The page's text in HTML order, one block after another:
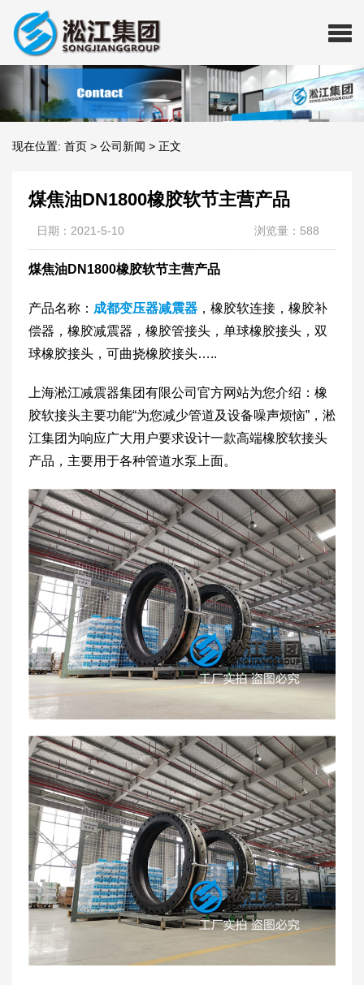
现在位置: 首页 > 公司新闻 > 正文
煤焦油DN1800橡胶软节主营产品
日期：2021-5-10 浏览量：588
煤焦油DN1800橡胶软节主营产品
产品名称： 成都变压器减震器 ，橡胶软连接，橡胶补
偿器，橡胶减震器，橡胶管接头，单球橡胶接头，双
球橡胶接头，可曲挠橡胶接头…..
上海淞江减震器集团有限公司官方网站为您介绍：橡
胶软接头主要功能“为您减少管道及设备噪声烦恼”，淞
江集团为响应广大用户要求设计一款高端橡胶软接头
产品，主要用于各种管道水泵上面。